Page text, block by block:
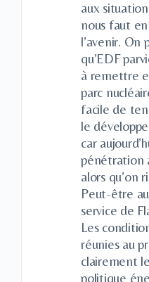
aux
nous faut
l’avenir. On
qu’EDF
à remettre
parc
facile de
le
car
pénétration
alors qu’on
Peut-être
service de
Les
réunies au
clairement
politique